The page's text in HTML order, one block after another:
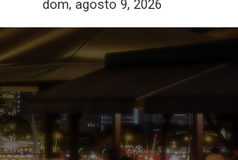
dom, agosto 9, 2026